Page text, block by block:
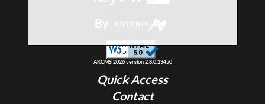
By
AKCMS 2026 version 2.8.0.23450
Quick Access
Contact